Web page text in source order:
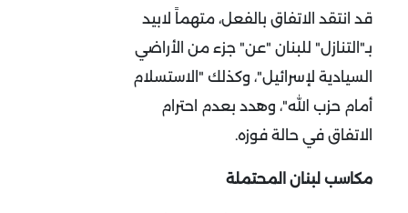
قد انتقد الاتفاق بالفعل، متهماً لابيد
بـ"التنازل" للبنان "عن" جزء من الأراضي
السيادية لإسرائيل"، وكذلك "الاستسلام
أمام حزب الله"، وهدد بعدم احترام
الاتفاق في حالة فوزه.
مكاسب لبنان المحتملة